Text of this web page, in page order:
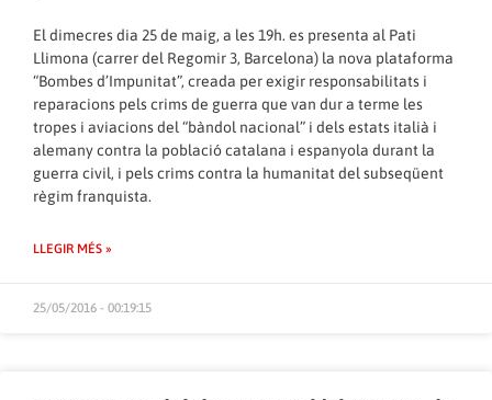
El dimecres dia 25 de maig, a les 19h. es presenta al Pati
Llimona (carrer del Regomir 3, Barcelona) la nova plataforma
“Bombes d’Impunitat”, creada per exigir responsabilitats i
reparacions pels crims de guerra que van dur a terme les
tropes i aviacions del “bàndol nacional” i dels estats italià i
alemany contra la població catalana i espanyola durant la
guerra civil, i pels crims contra la humanitat del subseqüent
règim franquista.
LLEGIR MÉS »
25/05/2016 - 00:19:15